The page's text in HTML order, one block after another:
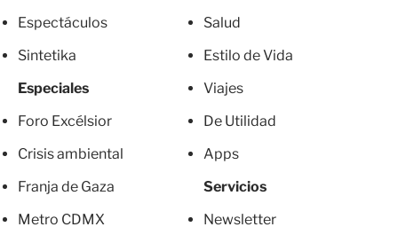
Espectáculos
Sintetika
Especiales
Foro Excélsior
Crisis ambiental
Franja de Gaza
Metro CDMX
Salud
Estilo de Vida
Viajes
De Utilidad
Apps
Servicios
Newsletter